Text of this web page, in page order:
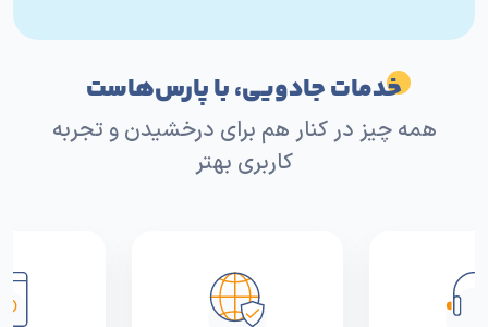
خدمات جادویی، با پارس‌هاست
همه چیز در کنار هم برای درخشیدن و تجربه
کاربری بهتر